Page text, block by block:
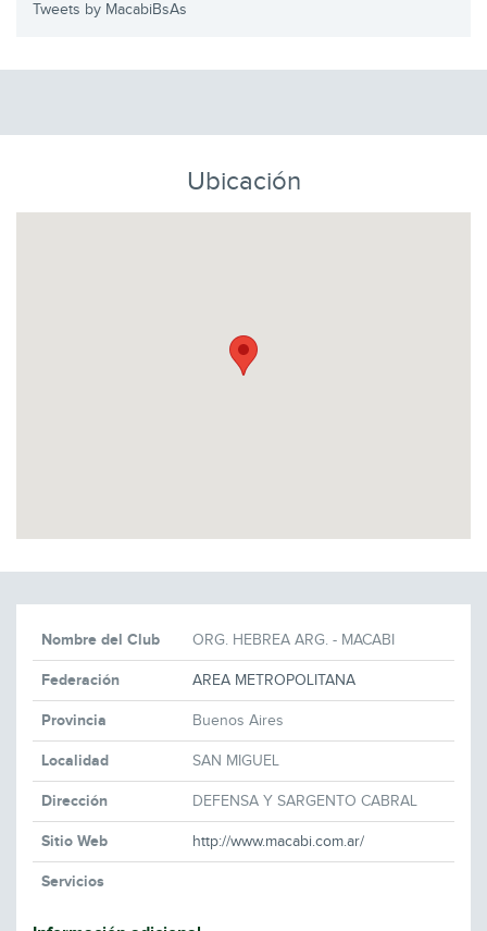
Tweets by MacabiBsAs
Ubicación
Nombre del Club ORG. HEBREA ARG. - MACABI
Federación AREA METROPOLITANA
Provincia Buenos Aires
Localidad SAN MIGUEL
Dirección DEFENSA Y SARGENTO CABRAL
Sitio Web http://www.macabi.com.ar/
Servicios